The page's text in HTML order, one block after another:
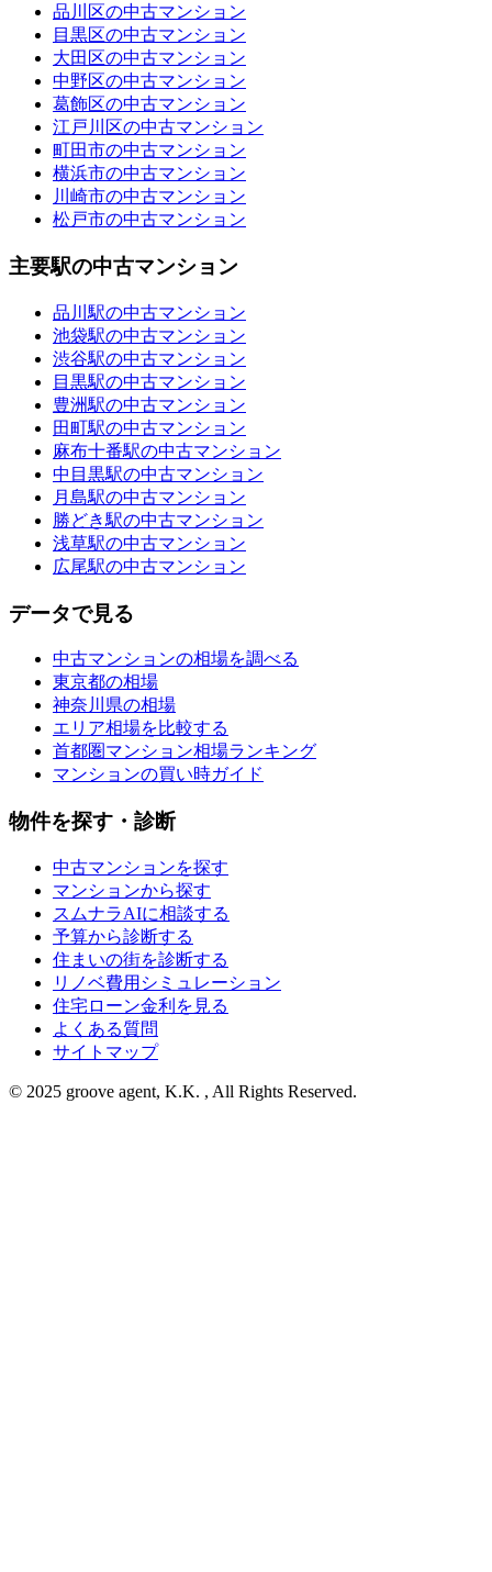
品川区の中古マンション
目黒区の中古マンション
大田区の中古マンション
中野区の中古マンション
葛飾区の中古マンション
江戸川区の中古マンション
町田市の中古マンション
横浜市の中古マンション
川崎市の中古マンション
松戸市の中古マンション
主要駅の中古マンション
品川駅の中古マンション
池袋駅の中古マンション
渋谷駅の中古マンション
目黒駅の中古マンション
豊洲駅の中古マンション
田町駅の中古マンション
麻布十番駅の中古マンション
中目黒駅の中古マンション
月島駅の中古マンション
勝どき駅の中古マンション
浅草駅の中古マンション
広尾駅の中古マンション
データで見る
中古マンションの相場を調べる
東京都の相場
神奈川県の相場
エリア相場を比較する
首都圏マンション相場ランキング
マンションの買い時ガイド
物件を探す・診断
中古マンションを探す
マンションから探す
スムナラAIに相談する
予算から診断する
住まいの街を診断する
リノベ費用シミュレーション
住宅ローン金利を見る
よくある質問
サイトマップ
© 2025 groove agent, K.K. , All Rights Reserved.